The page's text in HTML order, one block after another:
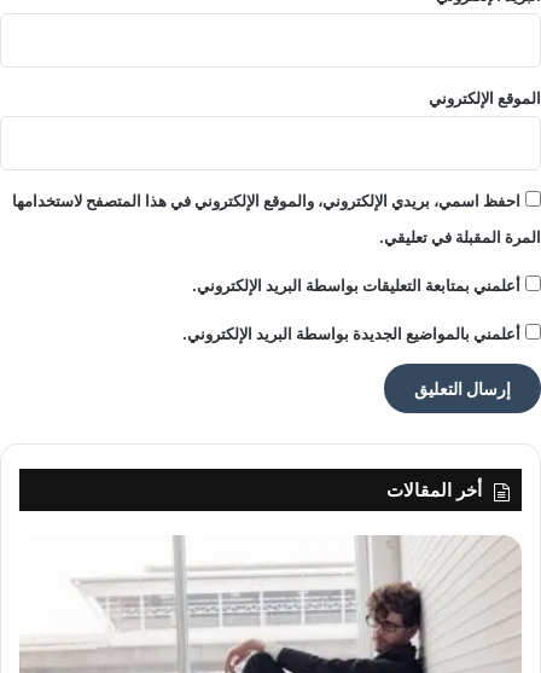
الموقع الإلكتروني
احفظ اسمي، بريدي الإلكتروني، والموقع الإلكتروني في هذا المتصفح لاستخدامها
المرة المقبلة في تعليقي.
أعلمني بمتابعة التعليقات بواسطة البريد الإلكتروني.
أعلمني بالمواضيع الجديدة بواسطة البريد الإلكتروني.
أخر المقالات